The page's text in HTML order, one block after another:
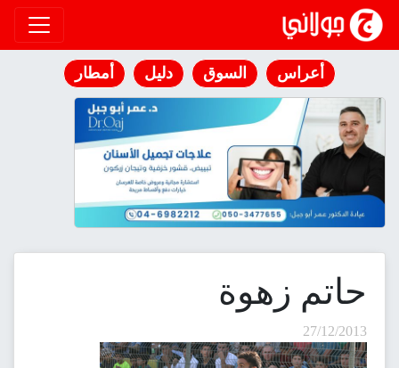
انتقل إلى المحتوى
أعراس السوق دليل أمطار
حاتم زهوة
27/12/2013